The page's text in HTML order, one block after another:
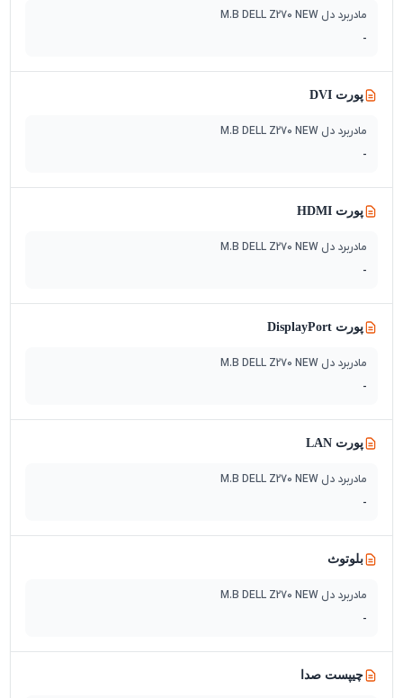
مادربرد دل M.B DELL Z270 NEW
-
پورت DVI
مادربرد دل M.B DELL Z270 NEW
-
پورت HDMI
مادربرد دل M.B DELL Z270 NEW
-
پورت DisplayPort
مادربرد دل M.B DELL Z270 NEW
-
پورت LAN
مادربرد دل M.B DELL Z270 NEW
-
بلوتوث
مادربرد دل M.B DELL Z270 NEW
-
چیپست صدا